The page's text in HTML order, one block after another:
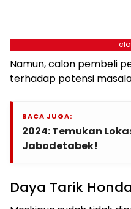
Namun, calon pembeli
terhadap potensi
BACA JUGA:
2024: Temukan
Jabodetabek!
Daya Tarik